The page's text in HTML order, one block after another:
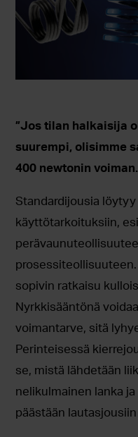
”Jos tilan halkaisija
suurempi, olisimme
400 newtonin
Standardijousia
käyttötarkoituksiin,
sopivin ratkaisu
Nyrkkisääntönä
voimantarve, sitä
Perinteisessä
se, mistä lähdetään
nelikulmainen lanka
päästään